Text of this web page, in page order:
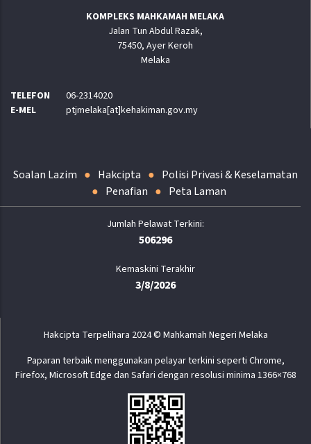
KOMPLEKS MAHKAMAH MELAKA
Jalan Tun Abdul Razak,
75450, Ayer Keroh
Melaka
TELEFON
06-2314020
E-MEL
ptjmelaka[at]kehakiman.gov.my
Soalan Lazim Hakcipta
Polisi Privasi & Keselamatan
Penafian
Peta Laman
506296
Kemaskini Terakhir
3/8/2026
Hakcipta Terpelihara 2024 © Mahkamah Negeri Melaka
Paparan terbaik menggunakan pelayar terkini seperti Chrome,
Firefox, Microsoft Edge dan Safari dengan resolusi minima 1366×768